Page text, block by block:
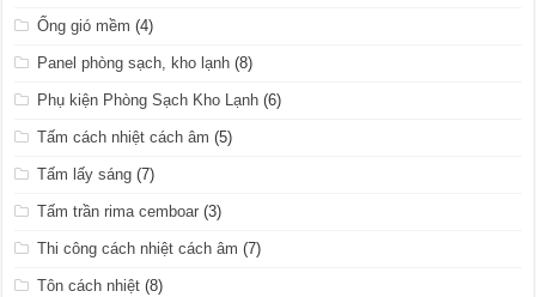
Ống gió mềm (4)
Panel phòng sạch, kho lạnh (8)
Phụ kiện Phòng Sạch Kho Lạnh (6)
Tấm cách nhiệt cách âm (5)
Tấm lấy sáng (7)
Tấm trần rima cemboar (3)
Thi công cách nhiệt cách âm (7)
Tôn cách nhiệt (8)